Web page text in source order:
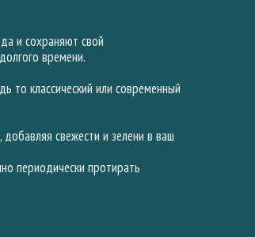
и сохраняют свой
времени.
то классический или современный
свежести и зелени в ваш
периодически протирать